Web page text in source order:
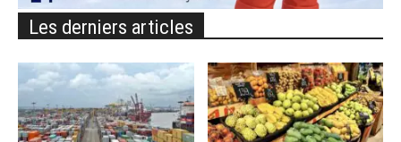
Les derniers articles